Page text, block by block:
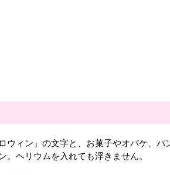
ウィン」の文字と、お菓子やオバケ、
。ヘリウムを入れても浮きません。